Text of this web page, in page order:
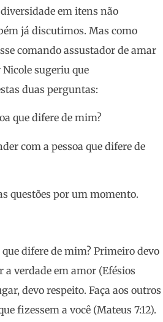
em itens não
já discutimos. Mas como
comando assustador de amar
Nicole sugeriu que
duas perguntas:
que difere de mim?
com a pessoa que difere de
questões por um momento.
que difere de mim? Primeiro devo
a verdade em amor (Efésios
devo respeito. Faça aos outros
fizessem a você (Mateus 7:12).